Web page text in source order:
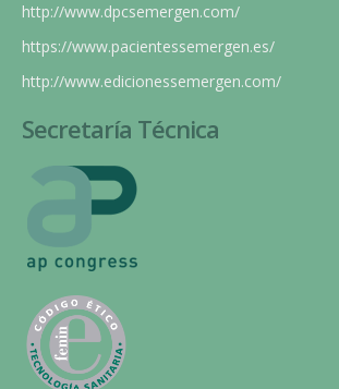
http://www.dpcsemergen.com/
https://www.pacientessemergen.es/
http://www.edicionessemergen.com/
Secretaría Técnica